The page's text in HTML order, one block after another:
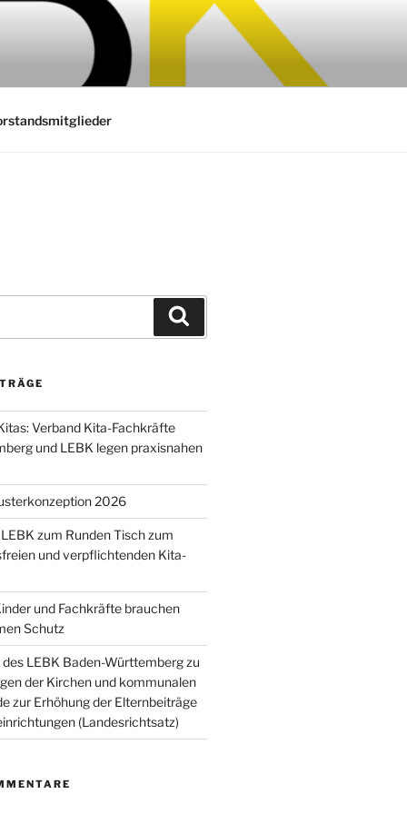
Verband Kita-Fachkräfte
und LEBK legen praxisnahen
2026
zum Runden Tisch zum
und verpflichtenden Kita-
und Fachkräfte brauchen
Schutz
LEBK Baden-Württemberg zu
der Kirchen und kommunalen
zur Erhöhung der Elternbeiträge
(Landesrichtsatz)